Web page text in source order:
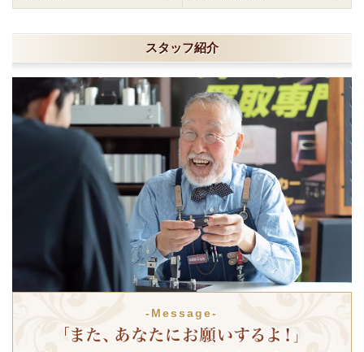
スタッフ紹介
-Message-